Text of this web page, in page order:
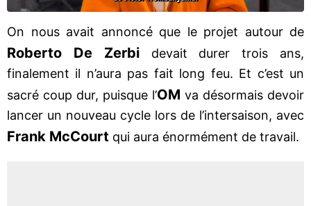
On nous avait annoncé que le projet autour de
Roberto De Zerbidevait durer trois ans,
finalement il n’aura pas fait long feu. Et c’est un
sacré coup dur, puisque l’OM va désormais devoir
lancer un nouveau cycle lors de l’intersaison, avec
Frank McCourt qui aura énormément de travail.